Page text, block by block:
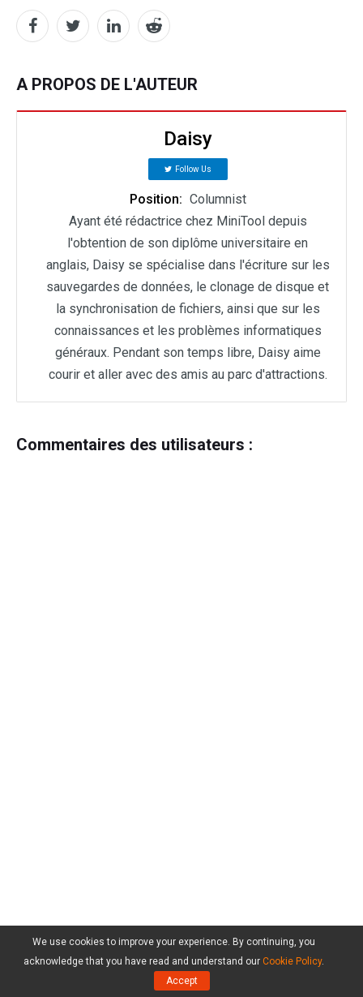
A PROPOS DE L'AUTEUR
Daisy
Follow Us
Position: Columnist
Ayant été rédactrice chez MiniTool depuis
l'obtention de son diplôme universitaire en
anglais, Daisy se spécialise dans l'écriture sur les
sauvegardes de données, le clonage de disque et
la synchronisation de fichiers, ainsi que sur les
connaissances et les problèmes informatiques
généraux. Pendant son temps libre, Daisy aime
courir et aller avec des amis au parc d'attractions.
Commentaires des utilisateurs :
We use cookies to improve your experience. By continuing, you
acknowledge that you have read and understand our Cookie Policy.
Accept